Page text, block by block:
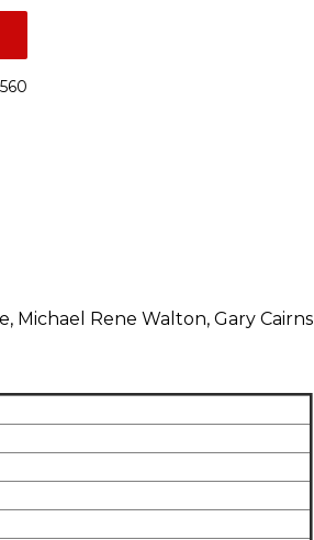
Michael Rene Walton, Gary Cairns